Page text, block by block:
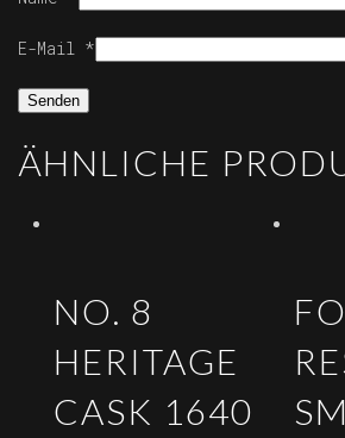
E-Mail *
ÄHNLICHE
NO. 8
HERITAGE
CASK 1640